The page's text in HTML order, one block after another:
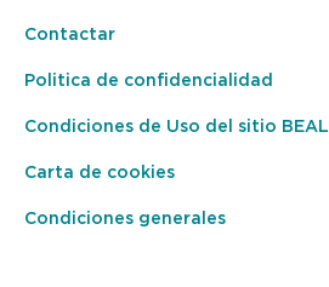
Contactar
Politica de confidencialidad
Condiciones de Uso del sitio BEAL
Carta de cookies
Condiciones generales